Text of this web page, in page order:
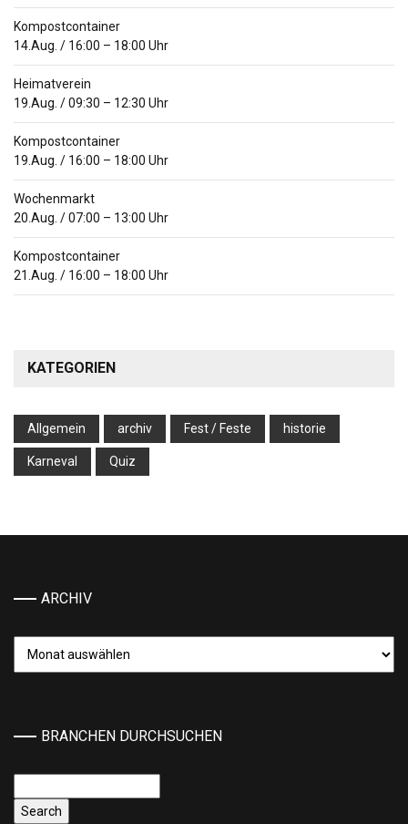
Kompostcontainer
14.Aug. / 16:00 – 18:00 Uhr
Heimatverein
19.Aug. /09:30 – 12:30 Uhr
Kompostcontainer
19.Aug. / 16:00 – 18:00 Uhr
Wochenmarkt
20.Aug. /07:00 – 13:00 Uhr
Kompostcontainer
21.Aug. / 16:00 – 18:00 Uhr
KATEGORIEN
Allgemein archiv Fest / Feste historie
Karneval Quiz
ARCHIV
BRANCHEN DURCHSUCHEN